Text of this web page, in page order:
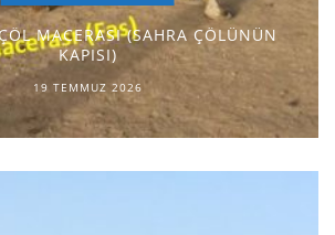
MACERASI (SAHRA ÇÖLÜNÜN
KAPISI)
19 TEMMUZ 2026